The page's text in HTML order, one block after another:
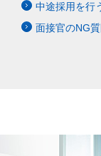
中途採用を行
面接官のNG